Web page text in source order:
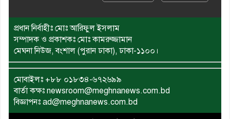
প্রধান নির্বাহীঃ মোঃ আরিফুল ইসলাম
সম্পাদক ও প্রকাশকঃ মোঃ কামরুজ্জামান
মেঘনা নিউজ, বংশাল (পুরান ঢাকা), ঢাকা-১১০০।
মোবাইলঃ +৮৮ ০১৮৩৪-৬৭২৬৯৯
বার্তা কক্ষঃ newsroom@meghnanews.com.bd
বিজ্ঞাপনঃ ad@meghnanews.com.bd